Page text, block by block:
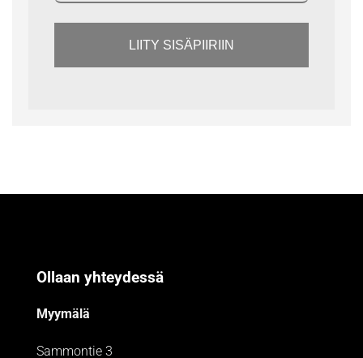
LIITY SISÄPIIRIIN
Ollaan yhteydessä
Myymälä
Sammontie 3